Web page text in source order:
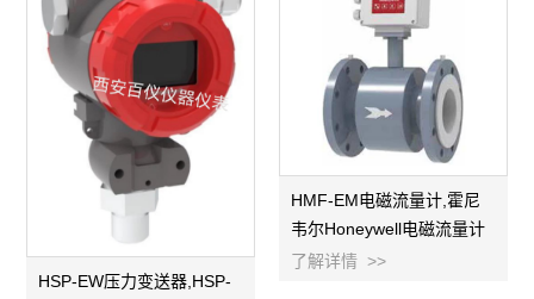
HSP-EW压力变送器,HSP-
HMF-EM电磁流量计,霍尼
韦尔Honeywell电磁流量计
了解详情 >>